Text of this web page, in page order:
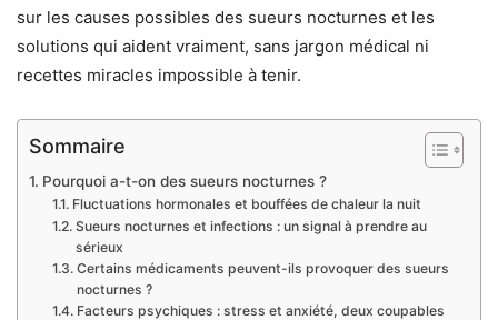
sur les causes possibles des sueurs nocturnes et les
solutions qui aident vraiment, sans jargon médical ni
recettes miracles impossible à tenir.
Sommaire
Pourquoi a-t-on des sueurs nocturnes ?
Fluctuations hormonales et bouffées de chaleur la nuit
Sueurs nocturnes et infections : un signal à prendre au
sérieux
Certains médicaments peuvent-ils provoquer des sueurs
nocturnes ?
Facteurs psychiques : stress et anxiété, deux coupables